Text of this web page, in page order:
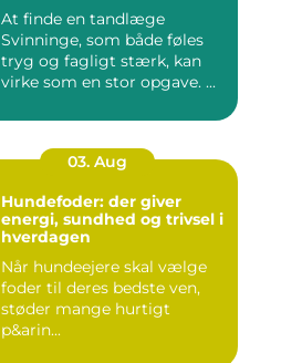
At finde en tandlæge
Svinninge, som både føles
tryg og fagligt stærk, kan
virke som en stor opgave. ...
03. Aug
Hundefoder: der giver
energi, sundhed og trivsel i
hverdagen
Når hundeejere skal vælge
foder til deres bedste ven,
støder mange hurtigt
p&arin...